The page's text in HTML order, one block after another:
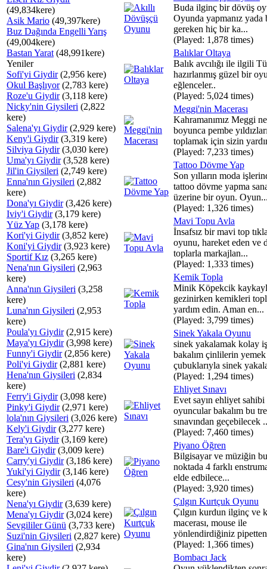
(49,834kere)
Asik Mario (49,397kere)
Buz Dağında Engelli Yarış
(49,004kere)
Bastan Yarat (48,991kere)
Yeniler
Sofi'yi Giydir(2,956 kere)
Okul Başlıyor(2,783 kere)
Roze'u Giydir(3,118 kere)
Nicky'nin Giysileri (2,822
kere)
Salena'yı Giydir(2,929 kere)
Keny'i Giydir(3,319 kere)
Silviya Giydir(3,030 kere)
Uma'yı Giydir(3,528 kere)
Jil'in Giysileri (2,749 kere)
Enna'nın Giysileri (2,882
kere)
Dona'yı Giydir(3,426 kere)
Iviy'i Giydir(3,179 kere)
Yüz Yap (3,178 kere)
Kori'yi Giydir(3,852 kere)
Koni'yi Giydir(3,923 kere)
Sportif Kız (3,265 kere)
Nena'nın Giysileri (2,963
kere)
Anna'nın Giysileri (3,258
kere)
Luna'nın Giysileri (2,953
kere)
Poula'yı Giydir(2,915 kere)
Maya'yı Giydir(3,998 kere)
Funny'i Giydir(2,856 kere)
Poli'yi Giydir(2,881 kere)
Hena'nın Giysileri (2,834
kere)
Ferry'i Giydir(3,098 kere)
Pinky'i Giydir(2,971 kere)
lola'nın Giysileri (3,026 kere)
Kely'i Giydir(3,277 kere)
Tera'yı Giydir(3,169 kere)
Bare'i Giydir(3,009 kere)
Carry'yi Giydir(3,186 kere)
Yuki'yi Giydir(3,146 kere)
Cesy'nin Giysileri (4,076
kere)
Nena'yı Giydir(3,639 kere)
Mena'yı Giydir(3,024 kere)
Sevgililer Günü (3,733 kere)
Suzi'nin Giysileri (2,827 kere)
Gina'nın Giysileri (2,934
kere)
Buda ilginç bir dövüş
Oyunda yapmanız yada
gereken hiç bir ka...
(Played: 1,878 times)
Balıklar Oltaya
Balık avcılığı ile ilgili
hazırlanmış güzel bir
eğlenceler..
(Played: 5,024 times)
Meggi'nin Macerası
Kahramanımız Meggi
boyunca pembe
toplamak için sizin
(Played: 7,233 times)
Tattoo Dövme Yap
Son yılların moda
tattoo dövme yapma
üzerine bir oyun.
(Played: 1,326 times)
Mavi Topu Avla
İnsafsız bir mavi top
oyunu, hareket eden ve
toplarla markajlan...
(Played: 1,333 times)
Kemik Topla
Minik Köpekcik
gezinirken kemikleri
yardım edin. Aman en...
(Played: 3,799 times)
Sinek Yakala Oyunu
sinek yakalamak kolay iş
bakalım çinlilerin yemek
çubuklarıyla sinek
(Played: 1,294 times)
Ehliyet Sınavı
Evet sayın ehliyet sahibi
oyuncular bakalım bu
sınavından geçebilecek
(Played: 7,460 times)
Piyano Öğren
Bilgisayar ve müziğin
noktada 4 farklı
elde edbilece...
(Played: 3,920 times)
Çılgın Kurtçuk Oyunu
Çılgın kurdun ilginç ve
macerası, mouse ile
yönlendirdiğiniz
(Played: 1,366 times)
Bombacı Jack